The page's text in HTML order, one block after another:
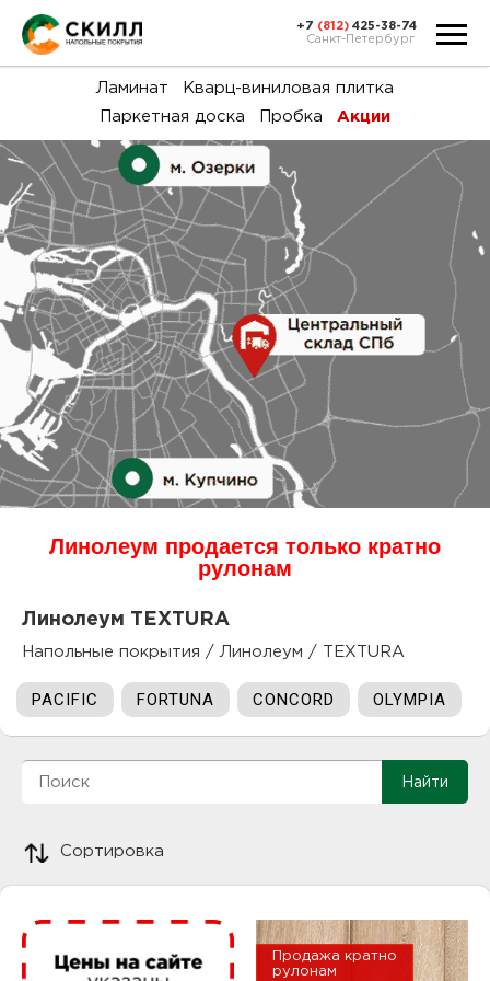
и
с
+7 (812) 425-38-74
Санкт-Петербург
Ламинат
Кварц-виниловая плитка
Паркетная доска
Пробка Акции
Линолеум продается только кратно
рулонам
Линолеум TEXTURA
Напольные покрытия / Линолеум / TEXTURA
PACIFIC FORTUNA CONCORD OLYMPIA
Сортировка
Продажа кратно
рулонам